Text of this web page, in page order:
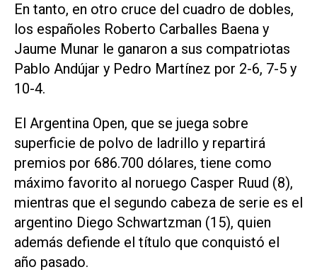
En tanto, en otro cruce del cuadro de dobles,
los españoles Roberto Carballes Baena y
Jaume Munar le ganaron a sus compatriotas
Pablo Andújar y Pedro Martínez por 2-6, 7-5 y
10-4.
El Argentina Open, que se juega sobre
superficie de polvo de ladrillo y repartirá
premios por 686.700 dólares, tiene como
máximo favorito al noruego Casper Ruud (8),
mientras que el segundo cabeza de serie es el
argentino Diego Schwartzman (15), quien
además defiende el título que conquistó el
año pasado.